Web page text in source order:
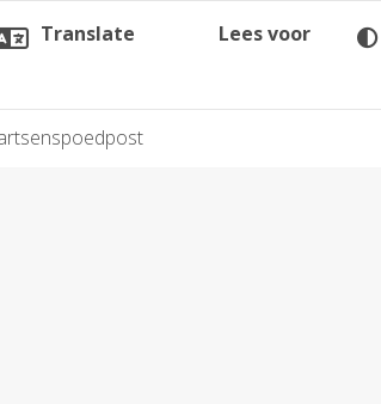
Translate Lees voor